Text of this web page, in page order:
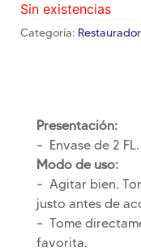
Sin existencias
Categoría:
Presentación:
– Envase de 2
Modo de uso:
– Agitar bien.
justo antes de
– Tome
favorita.